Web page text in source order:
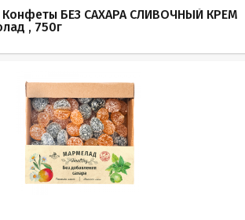
БЕЗ САХАРА СЛИВОЧНЫЙ КРЕМ
, 750г